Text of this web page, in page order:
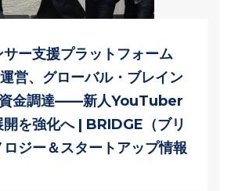
ー支援プラットフォーム
営、グローバル・ブレイン
資金調達——新人YouTuber
を強化へ | BRIDGE（ブリ
ロジー＆スタートアップ情報